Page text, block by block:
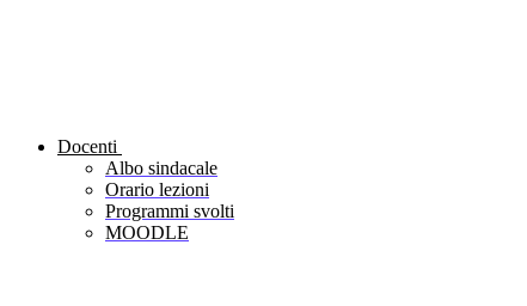
Docenti
Albo sindacale
Orario lezioni
Programmi svolti
MOODLE